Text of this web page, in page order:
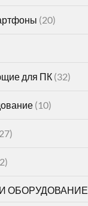
(20)
для ПК (32)
(10)
ОБОРУДОВАНИЕ